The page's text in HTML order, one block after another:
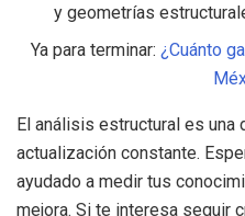
y geometrías
Ya para terminar: ¿Cuánto
El análisis estructural es una
actualización constante.
ayudado a medir tus
mejora. Si te interesa seguir